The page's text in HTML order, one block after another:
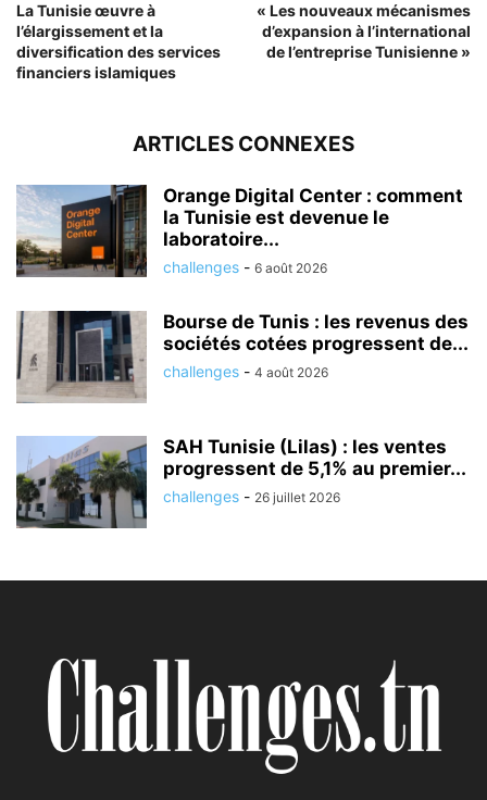
La Tunisie œuvre à
l’élargissement et la
diversification des services
financiers islamiques
« Les nouveaux mécanismes
d’expansion à l’international
de l’entreprise Tunisienne »
ARTICLES CONNEXES
Orange Digital Center : comment
la Tunisie est devenue le
laboratoire...
challenges - 6 août 2026
Bourse de Tunis : les revenus des
sociétés cotées progressent de...
challenges - 4 août 2026
SAH Tunisie (Lilas) : les ventes
progressent de 5,1% au premier...
challenges - 26 juillet 2026